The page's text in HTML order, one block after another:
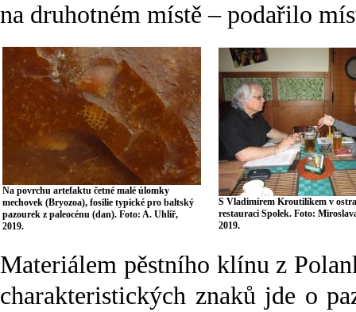
na druhotném místě – podařilo
Na povrchu artefaktu četné malé úlomky
mechovek (Bryozoa), fosilie typické pro baltský
pazourek z paleocénu (dan). Foto: A. Uhlíř,
2019.
S Vladimírem Kroutilíkem v
restauraci Spolek. Foto:
2019.
Materiálem pěstního klínu z
charakteristických znaků jde o